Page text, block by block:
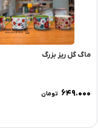
ماگ گل ریز بزرگ
۶۴۹.۰۰۰ تومان